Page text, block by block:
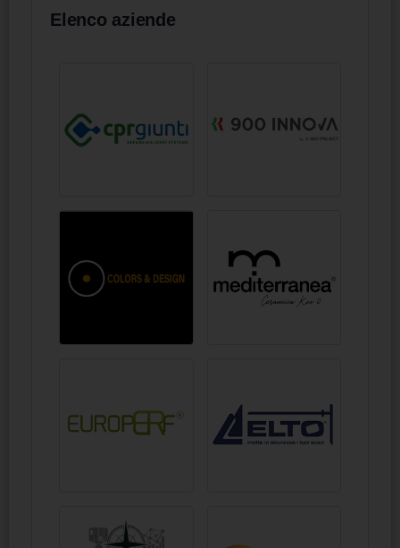
Elenco aziende